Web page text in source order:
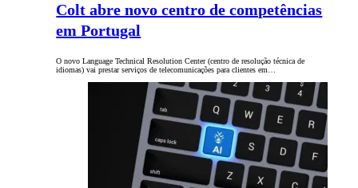
Colt abre novo centro de competências
em Portugal
O novo Language Technical Resolution Center (centro de resolução técnica de
idiomas) vai prestar serviços de telecomunicações para clientes em…